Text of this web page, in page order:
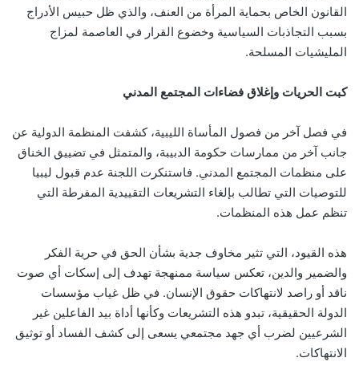
القانون الخاص بحماية المرأة من العنف، والذي ظل حبيس الأدراج
بسبب التجاذبات السياسية وخضوع القرار في العاصمة لمزاج
المليشيات المسلحة.
كبت الحريات وإغلاق فضاءات المجتمع المدني
في فصل آخر من فصول المأساة الليبية، كشفت المنظمة الدولية عن
جانب آخر من ممارسات حكومة الدبيبة، والمتمثل في تضييق الخناق
على منظمات المجتمع المدني. فاستنكرت اللجنة عدم قبول ليبيا
للتوصيات التي تطالب بإلغاء التشريعات التقييدية المفرطة التي
تنظم عمل هذه المنظمات.
هذه القيود، التي تثير مخاوف جدية بشأن الحق في حرية الفكر
والضمير والدين، تعكس سياسة ممنهجة تهدف إلى إسكات أي صوت
ناقد أو راصد لانتهاكات حقوق الإنسان. في ظل غياب مؤسسات
الدولة الحقيقية، تبدو هذه التشريعات وكأنها أداة بيد الفاعلين غير
الشرعيين لضرب أي جهد مجتمعي يسعى إلى كشف الفساد أو توثيق
الانتهاكات.